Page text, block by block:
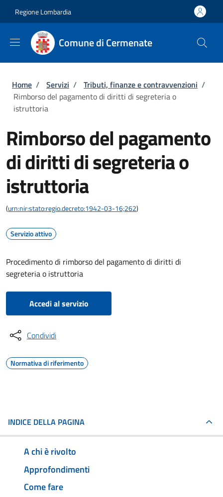
Regione Lombardia
Comune di Cermenate
Briciole di pane
Home / Servizi / Tributi, finanze e contravvenzioni /
Rimborso del pagamento di diritti di segreteria o
istruttoria
Rimborso del pagamento
di diritti di segreteria o
istruttoria
(urn:nir:stato:regio.decreto:1942-03-16;262)
Servizio attivo
Procedimento di rimborso del pagamento di diritti di
segreteria o istruttoria
Accedi al servizio
Condividi
Normativa di riferimento
INDICE DELLA PAGINA
A chi è rivolto
Approfondimenti
Come fare